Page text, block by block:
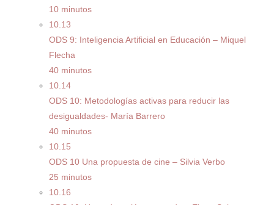
10 minutos
10.13
ODS 9: Inteligencia Artificial en Educación – Miquel
Flecha
40 minutos
10.14
ODS 10: Metodologías activas para reducir las
desigualdades- María Barrero
40 minutos
10.15
ODS 10 Una propuesta de cine – Silvia Verbo
25 minutos
10.16